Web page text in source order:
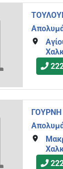
ΓΟΥΡΝΗ